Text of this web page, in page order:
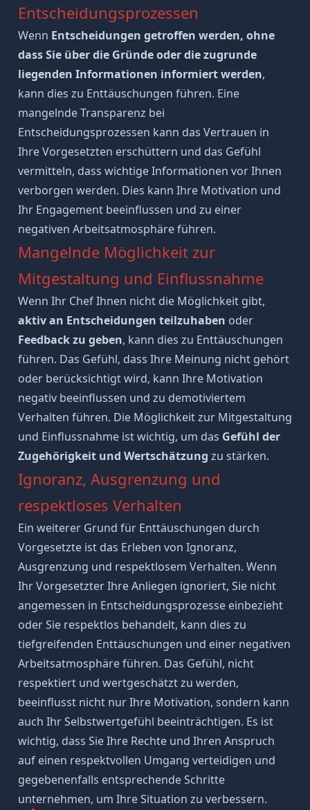
Entscheidungsprozessen
Wenn Entscheidungen getroffen werden, ohne
dass Sie über die Gründe oder die zugrunde
liegenden Informationen informiert werden,
kann dies zu Enttäuschungen führen. Eine
mangelnde Transparenz bei
Entscheidungsprozessen kann das Vertrauen in
Ihre Vorgesetzten erschüttern und das Gefühl
vermitteln, dass wichtige Informationen vor Ihnen
verborgen werden. Dies kann Ihre Motivation und
Ihr Engagement beeinflussen und zu einer
negativen Arbeitsatmosphäreführen.
Mangelnde Möglichkeit zur
Mitgestaltung und Einflussnahme
Wenn Ihr Chef Ihnen nicht die Möglichkeit gibt,
aktiv an Entscheidungen teilzuhaben oder
Feedback zu geben, kann dies zu Enttäuschungen
führen. Das Gefühl, dass Ihre Meinung nicht gehört
oder berücksichtigt wird, kann Ihre Motivation
negativ beeinflussen und zu demotiviertem
Verhalten führen. Die Möglichkeit zur Mitgestaltung
und Einflussnahme ist wichtig, um das Gefühl der
Zugehörigkeit und Wertschätzung zu stärken.
Ignoranz, Ausgrenzung und
respektloses Verhalten
Ein weiterer Grund für Enttäuschungen durch
Vorgesetzte ist das Erleben von Ignoranz,
Ausgrenzung und respektlosem Verhalten. Wenn
IhrVorgesetzter Ihre Anliegen ignoriert, Sie nicht
angemessen in Entscheidungsprozesse einbezieht
oder Sie respektlos behandelt, kann dies zu
tiefgreifenden Enttäuschungen und einer negativen
Arbeitsatmosphäre führen. Das Gefühl, nicht
respektiert und wertgeschätzt zu werden,
beeinflusst nicht nur Ihre Motivation, sondern kann
auch IhrSelbstwertgefühl beeinträchtigen. Es ist
wichtig, dass Sie Ihre Rechte und Ihren Anspruch
auf einen respektvollen Umgang verteidigen und
gegebenenfalls entsprechende Schritte
unternehmen, um Ihre Situation zu verbessern.